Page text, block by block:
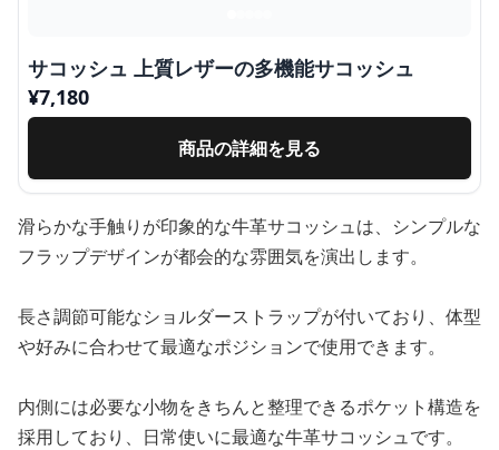
サコッシュ 上質レザーの多機能サコッシュ
¥7,180
商品の詳細を見る
滑らかな手触りが印象的な牛革サコッシュは、シンプルな
フラップデザインが都会的な雰囲気を演出します。
長さ調節可能なショルダーストラップが付いており、体型
や好みに合わせて最適なポジションで使用できます。
内側には必要な小物をきちんと整理できるポケット構造を
採用しており、日常使いに最適な牛革サコッシュです。